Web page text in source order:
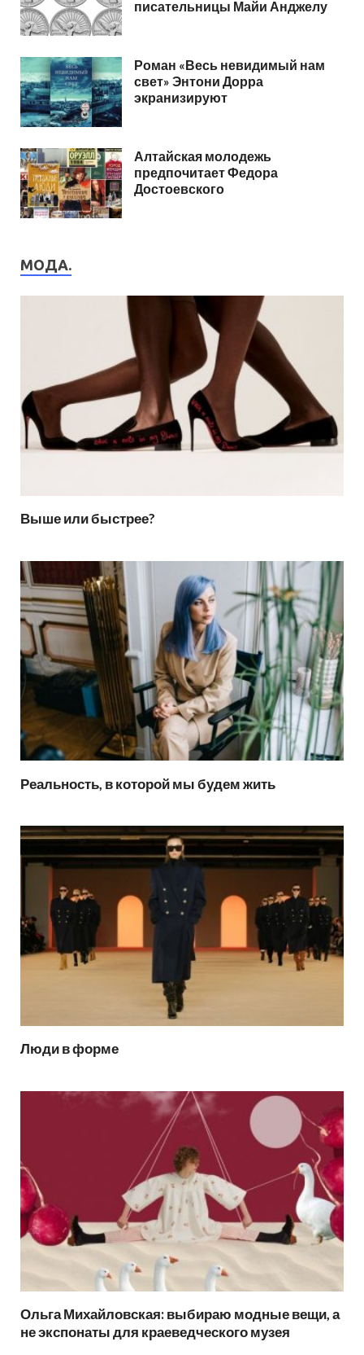
писательницы Майи Анджелу
Роман «Весь невидимый нам
свет» Энтони Дорра
экранизируют
Алтайская молодежь
предпочитает Федора
Достоевского
МОДА.
Выше или быстрее?
Реальность, в которой мы будем жить
Люди в форме
Ольга Михайловская: выбираю модные вещи, а
не экспонаты для краеведческого музея